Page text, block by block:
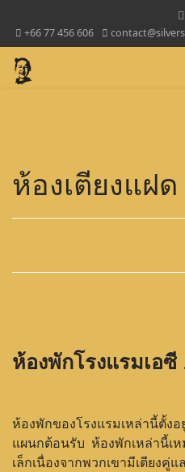
+66 77 456 606
ห้องเตียงแฝด
ห้องพักโรงแรมเอซี
ห้องพักของโรงแรมเหล่านี้ตั้ง
แผนกต้อนรับ ห้องพักเหล่านี้เ
เล็กเนื่องจากพวกเขามีเตียงคู่